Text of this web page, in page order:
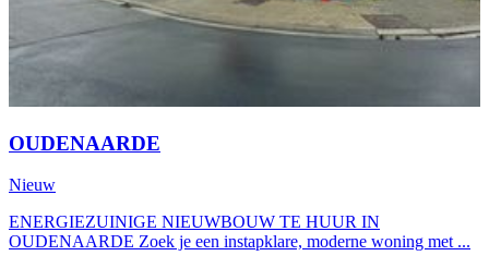
OUDENAARDE
Nieuw
ENERGIEZUINIGE NIEUWBOUW TE HUUR IN
OUDENAARDE Zoek je een instapklare, moderne woning met ...